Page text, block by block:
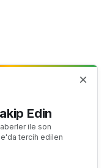
Edin
ile son
tercih edilen